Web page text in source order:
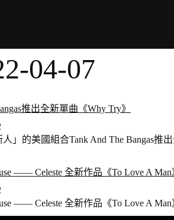
04-07
推出全新單曲《Why Try》
」的美國組合Tank And The Bangas推
—— Celeste 全新作品《To Love A
—— Celeste 全新作品《To Love A